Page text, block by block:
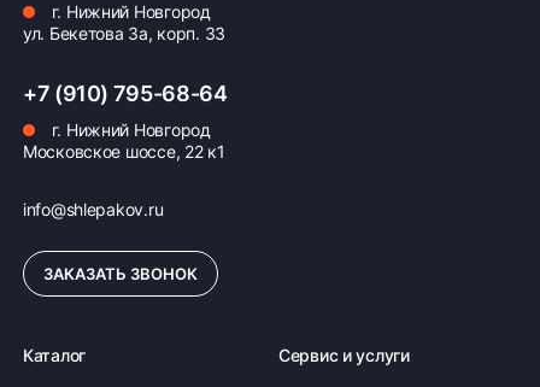
также доступно оформление кредита и
формирование счёта для Юр.Лица
ПОДРОБНЕЕ ОБ ОПЛАТЕ
г. Нижний Новгород
ул. Бекетова 3а, корп. 33
+7 (910) 795-68-64
г. Нижний Новгород
Московское шоссе, 22 к1
info@shlepakov.ru
ЗАКАЗАТЬ ЗВОНОК
Каталог Сервис и услуги